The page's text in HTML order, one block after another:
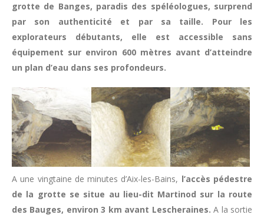
grotte de Banges, paradis des spéléologues, surprend
par son authenticité et par sa taille. Pour les
explorateurs débutants, elle est accessible sans
équipement sur environ 600 mètres avant d’atteindre
un plan d’eau dans ses profondeurs.
A une vingtaine de minutes d’Aix-les-Bains, l’accès pédestre
de la grotte se situe au lieu-dit Martinod sur la route
des Bauges, environ 3 km avant Lescheraines. A la sortie